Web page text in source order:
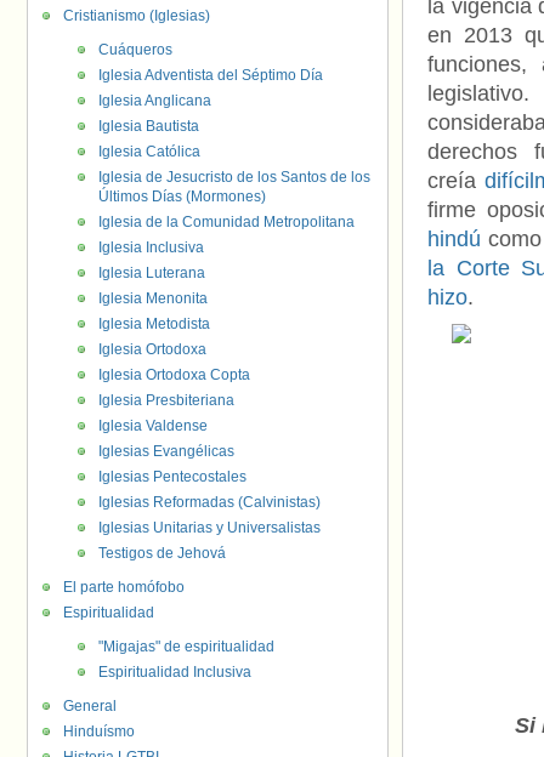
la vigencia
en 2013
derechos
creía
firme
hindú
la Corte
hizo.
Si
Cristianismo (Iglesias)
Cuáqueros
Iglesia Adventista del Séptimo Día
Iglesia Anglicana
Iglesia Bautista
Iglesia Católica
Iglesia de Jesucristo de los Santos de los
Últimos Días (Mormones)
Iglesia de la Comunidad Metropolitana
Iglesia Inclusiva
Iglesia Luterana
Iglesia Menonita
Iglesia Metodista
Iglesia Ortodoxa
Iglesia Ortodoxa Copta
Iglesia Presbiteriana
Iglesia Valdense
Iglesias Evangélicas
Iglesias Pentecostales
Iglesias Reformadas (Calvinistas)
Iglesias Unitarias y Universalistas
Testigos de Jehová
El parte homófobo
Espiritualidad
"Migajas" de espiritualidad
Espiritualidad Inclusiva
General
Hinduísmo